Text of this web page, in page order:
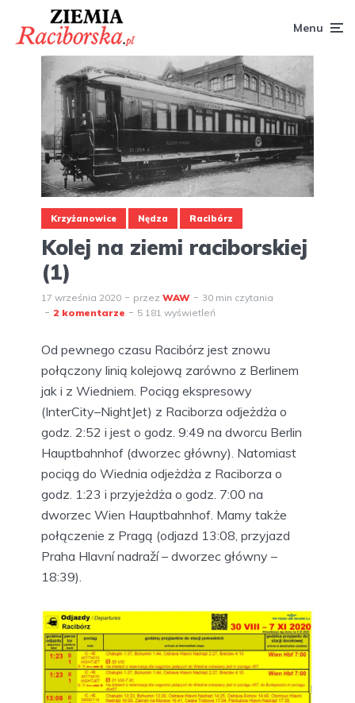
Menu
Krzyżanowice Nędza Racibórz
Kolej na ziemi raciborskiej
(1)
17 września 2020 przez WAW
30 min czytania
2 komentarze
5 181 wyświetleń
Od pewnego czasu Racibórz jest znowu
połączony linią kolejową zarówno z Berlinem
jak i z Wiedniem. Pociąg ekspresowy
(InterCity–NightJet) z Raciborza odjeżdża o
godz. 2:52 i jest o godz. 9:49 na dworcu Berlin
Hauptbahnhof (dworzec główny). Natomiast
pociąg do Wiednia odjeżdża z Raciborza o
godz. 1:23 i przyjeżdża o godz. 7:00 na
dworzec Wien Hauptbahnhof. Mamy także
połączenie z Pragą (odjazd 13:08, przyjazd
Praha Hlavní nadraží – dworzec główny –
18:39).